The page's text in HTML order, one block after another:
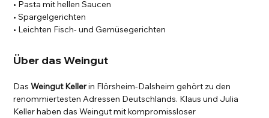
• Pasta mit hellen Saucen
• Spargelgerichten
• Leichten Fisch- und Gemüsegerichten
Über das Weingut
DasWeingut Kellerin Flörsheim-Dalsheim gehört zu den
renommiertesten Adressen Deutschlands. Klaus und Julia
Keller haben das Weingut mit kompromissloser